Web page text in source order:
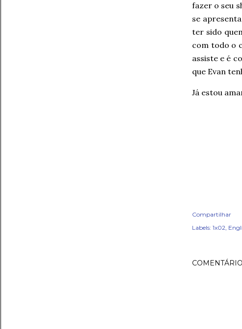
fazer o seu
se
ter sido
com todo o
assiste e é
que Evan
Já estou
Compartilhar
Labels: 1x02